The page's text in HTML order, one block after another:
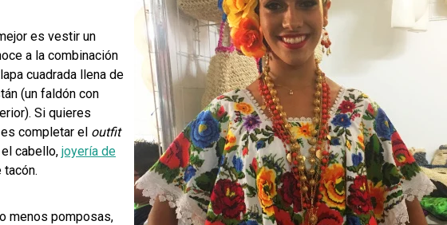
es vestir un
a la combinación
cuadrada llena de
(un faldón con
Si quieres
completar el outfit
cabello, joyería de
menos pomposas,